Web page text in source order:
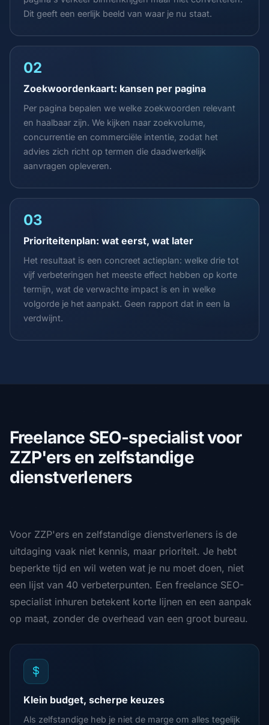
Dit geeft een eerlijk beeld van waar je nu staat.
02
Zoekwoordenkaart: kansen per pagina
Per pagina bepalen we welke zoekwoorden relevant
en haalbaar zijn. We kijken naar zoekvolume,
concurrentie en commerciële intentie, zodat het
advies zich richt op termen die daadwerkelijk
aanvragen opleveren.
03
Prioriteitenplan: wat eerst, wat later
Het resultaat is een concreet actieplan: welke drie tot
vijf verbeteringen het meeste effect hebben op korte
termijn, wat de verwachte impact is en in welke
volgorde je het aanpakt. Geen rapport dat in een la
verdwijnt.
Freelance SEO-specialist voor
ZZP'ers en zelfstandige
dienstverleners
Voor ZZP'ers en zelfstandige dienstverleners is de
uitdaging vaak niet kennis, maar prioriteit. Je hebt
beperkte tijd en wil weten wat je nu moet doen, niet
een lijst van 40 verbeterpunten. Een freelance SEO-
specialist inhuren betekent korte lijnen en een aanpak
op maat, zonder de overhead van een groot bureau.
Klein budget, scherpe keuzes
Als zelfstandige heb je niet de marge om alles tegelijk